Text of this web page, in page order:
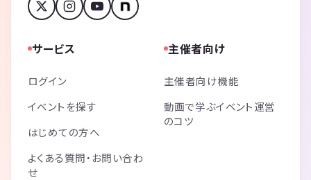
サービス
ログイン
イベントを探す
はじめての方へ
よくある質問・お問い合わ
せ
主催者向け
主催者向け機能
動画で学ぶイベント運営
のコツ